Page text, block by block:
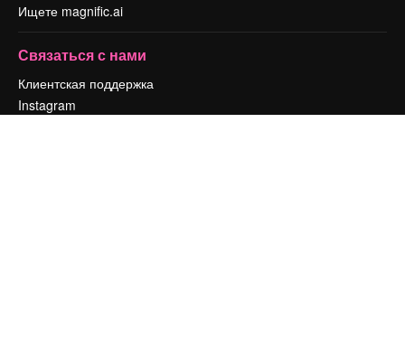
Ищете magnific.ai
Связаться с нами
Клиентская поддержка
Instagram